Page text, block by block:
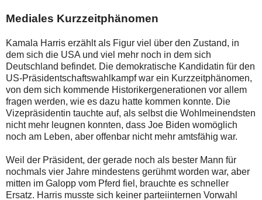
Mediales Kurzzeitphänomen
Kamala Harris erzählt als Figur viel über den Zustand, in
dem sich die USA und viel mehr noch in dem sich
Deutschland befindet. Die demokratische Kandidatin für den
US-Präsidentschaftswahlkampf war ein Kurzzeitphänomen,
von dem sich kommende Historikergenerationen vor allem
fragen werden, wie es dazu hatte kommen konnte. Die
Vizepräsidentin tauchte auf, als selbst die Wohlmeinendsten
nicht mehr leugnen konnten, dass Joe Biden womöglich
noch am Leben, aber offenbar nicht mehr amtsfähig war.
Weil der Präsident, der gerade noch als bester Mann für
nochmals vier Jahre mindestens gerühmt worden war, aber
mitten im Galopp vom Pferd fiel, brauchte es schneller
Ersatz. Harris musste sich keiner parteiinternen Vorwahl